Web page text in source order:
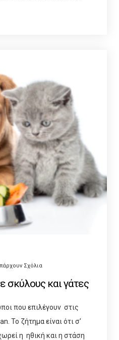
Σχόλια
σκύλους και γάτες
που επιλέγουν στις
Το ζήτημα είναι ότι σ’
η ηθική και η στάση